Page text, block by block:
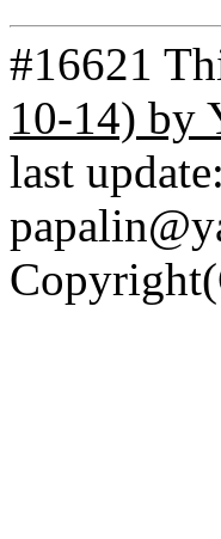
#16621
10-14) by
last